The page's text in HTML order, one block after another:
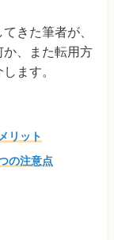
きた筆者が、
か、また転用方
ます。
リット
の注意点